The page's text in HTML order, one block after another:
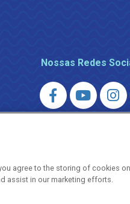
Nossas Redes
AGENERSA –
agree to the storing of cookies
assist in our marketing efforts.